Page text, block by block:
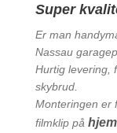
Super
Er man
Nassau
Hurtig levering,
skybrud.
Monteringen er
filmklip på